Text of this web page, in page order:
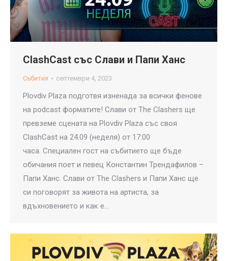
ClashCast със Слави и Папи Ханс
Събития септември 4, 2023
Plovdiv Plaza подготвя изненада за всички фенове
на podcast форматите! Слави от The Clashers ще
превземe сцената на Plovdiv Plaza със своя
ClashCast на 24.09 (неделя) от 17:00
часа. Специален гост на събитието ще бъде
обичания поет и певец Константин Трендафилов –
Папи Ханс. Слави от The Clashers и Папи Ханс ще
си поговорят за живота на артиста, за
вдъхновението и как е…